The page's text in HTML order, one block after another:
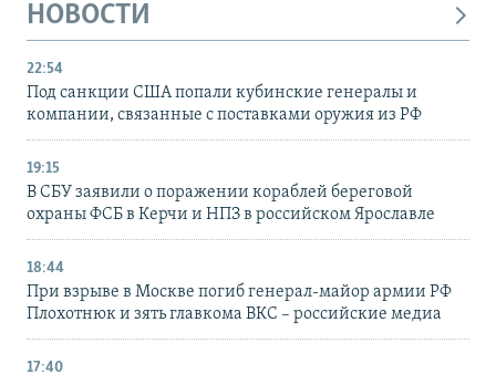
НОВОСТИ
22:54
Под санкции США попали кубинские генералы и
компании, связанные с поставками оружия из РФ
19:15
В СБУ заявили о поражении кораблей береговой
охраны ФСБ в Керчи и НПЗ в российском Ярославле
18:44
При взрыве в Москве погиб генерал-майор армии РФ
Плохотнюк и зять главкома ВКС – российские медиа
17:40